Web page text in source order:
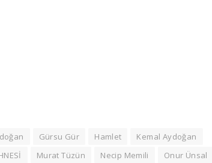
Gürsu Gür Hamlet
Kemal Aydoğan
Murat Tüzün Necip Memili
Onur Ünsal